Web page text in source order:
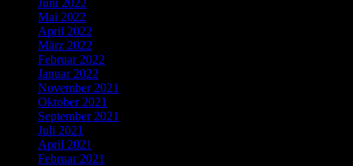
Juni 2022
Mai 2022
April 2022
März 2022
Februar 2022
Januar 2022
November 2021
Oktober 2021
September 2021
Juli 2021
April 2021
Februar 2021